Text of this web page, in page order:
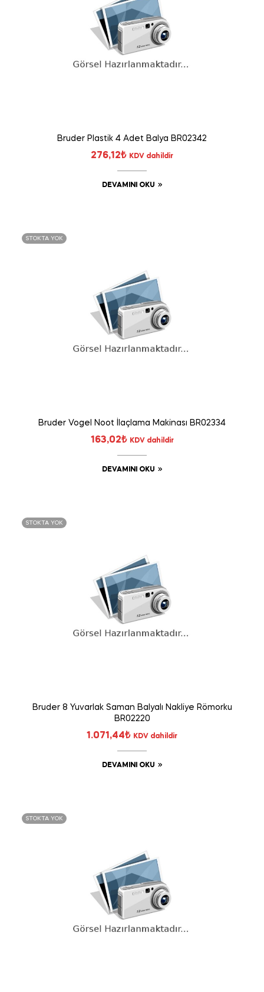
Bruder Plastik 4 Adet Balya BR02342
276,12₺ KDV dahildir
DEVAMINI OKU
STOKTA YOK
Bruder Vogel Noot İlaçlama Makinası BR02334
163,02₺ KDV dahildir
DEVAMINI OKU
STOKTA YOK
Bruder 8 Yuvarlak Saman Balyalı Nakliye Römorku
BR02220
1.071,44₺ KDV dahildir
DEVAMINI OKU
STOKTA YOK